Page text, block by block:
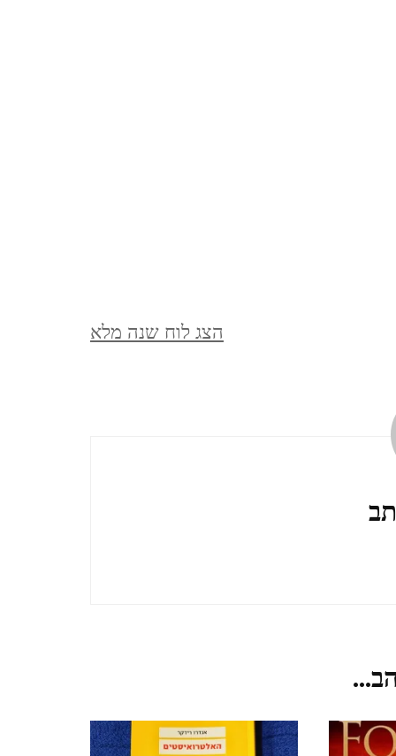
SPRING, MARCH
הצג לוח שנה מלא